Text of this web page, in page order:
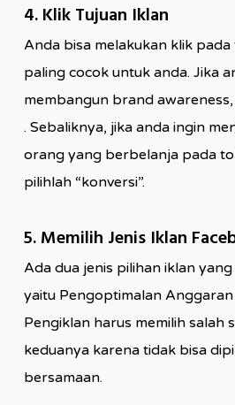
4. Klik Tujuan Iklan
Anda bisa melakukan klik
paling cocok untuk anda. Jika
membangun brand
. Sebaliknya, jika anda ingin
orang yang berbelanja pada
pilihlah “konversi”.
5. Memilih Jenis Iklan
Ada dua jenis pilihan iklan
yaitu Pengoptimalan Anggaran
Pengiklan harus memilih salah
keduanya karena tidak bisa
bersamaan.